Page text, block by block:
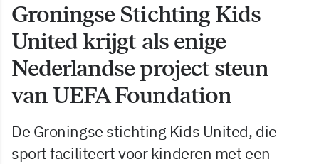
Groningse Stichting Kids
United krijgt als enige
Nederlandse project steun
van UEFA Foundation
De Groningse stichting Kids United, die
sport faciliteert voor kinderen met een